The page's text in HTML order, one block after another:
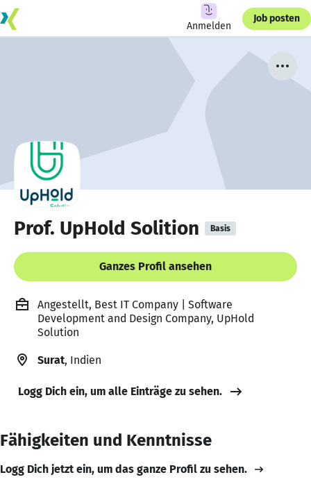
Anmelden
Job posten
Prof. UpHold Solition Basis
Ganzes Profil ansehen
Angestellt, Best IT Company | Software
Development and Design Company, UpHold
Solution
Surat, Indien
Logg Dich ein, um alle Einträge zu sehen.
Fähigkeiten und Kenntnisse
Logg Dich jetzt ein, um das ganze Profil zu sehen.